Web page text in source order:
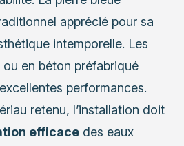
apprécié pour sa
intemporelle. Les
ou en béton préfabriqué
performances.
retenu, l’installation doit
efficace des eaux